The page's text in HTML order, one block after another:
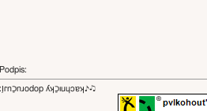
Podpis:
:ו֥ɾnכַnɹodop ʎʞכַıuɥɔɐʞ♪♫